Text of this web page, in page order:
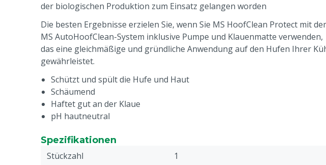
der biologischen Produktion zum Einsatz gelangen worden
Die besten Ergebnisse erzielen Sie, wenn Sie MS HoofClean Protect mit
MS AutoHoofClean-System inklusive Pumpe und Klauenmatte verwenden,
das eine gleichmäßige und gründliche Anwendung auf den Hufen Ihrer
gewährleistet.
Schützt und spült die Hufe und Haut
Schäumend
Haftet gut an der Klaue
pH hautneutral
Spezifikationen
Stückzahl
1